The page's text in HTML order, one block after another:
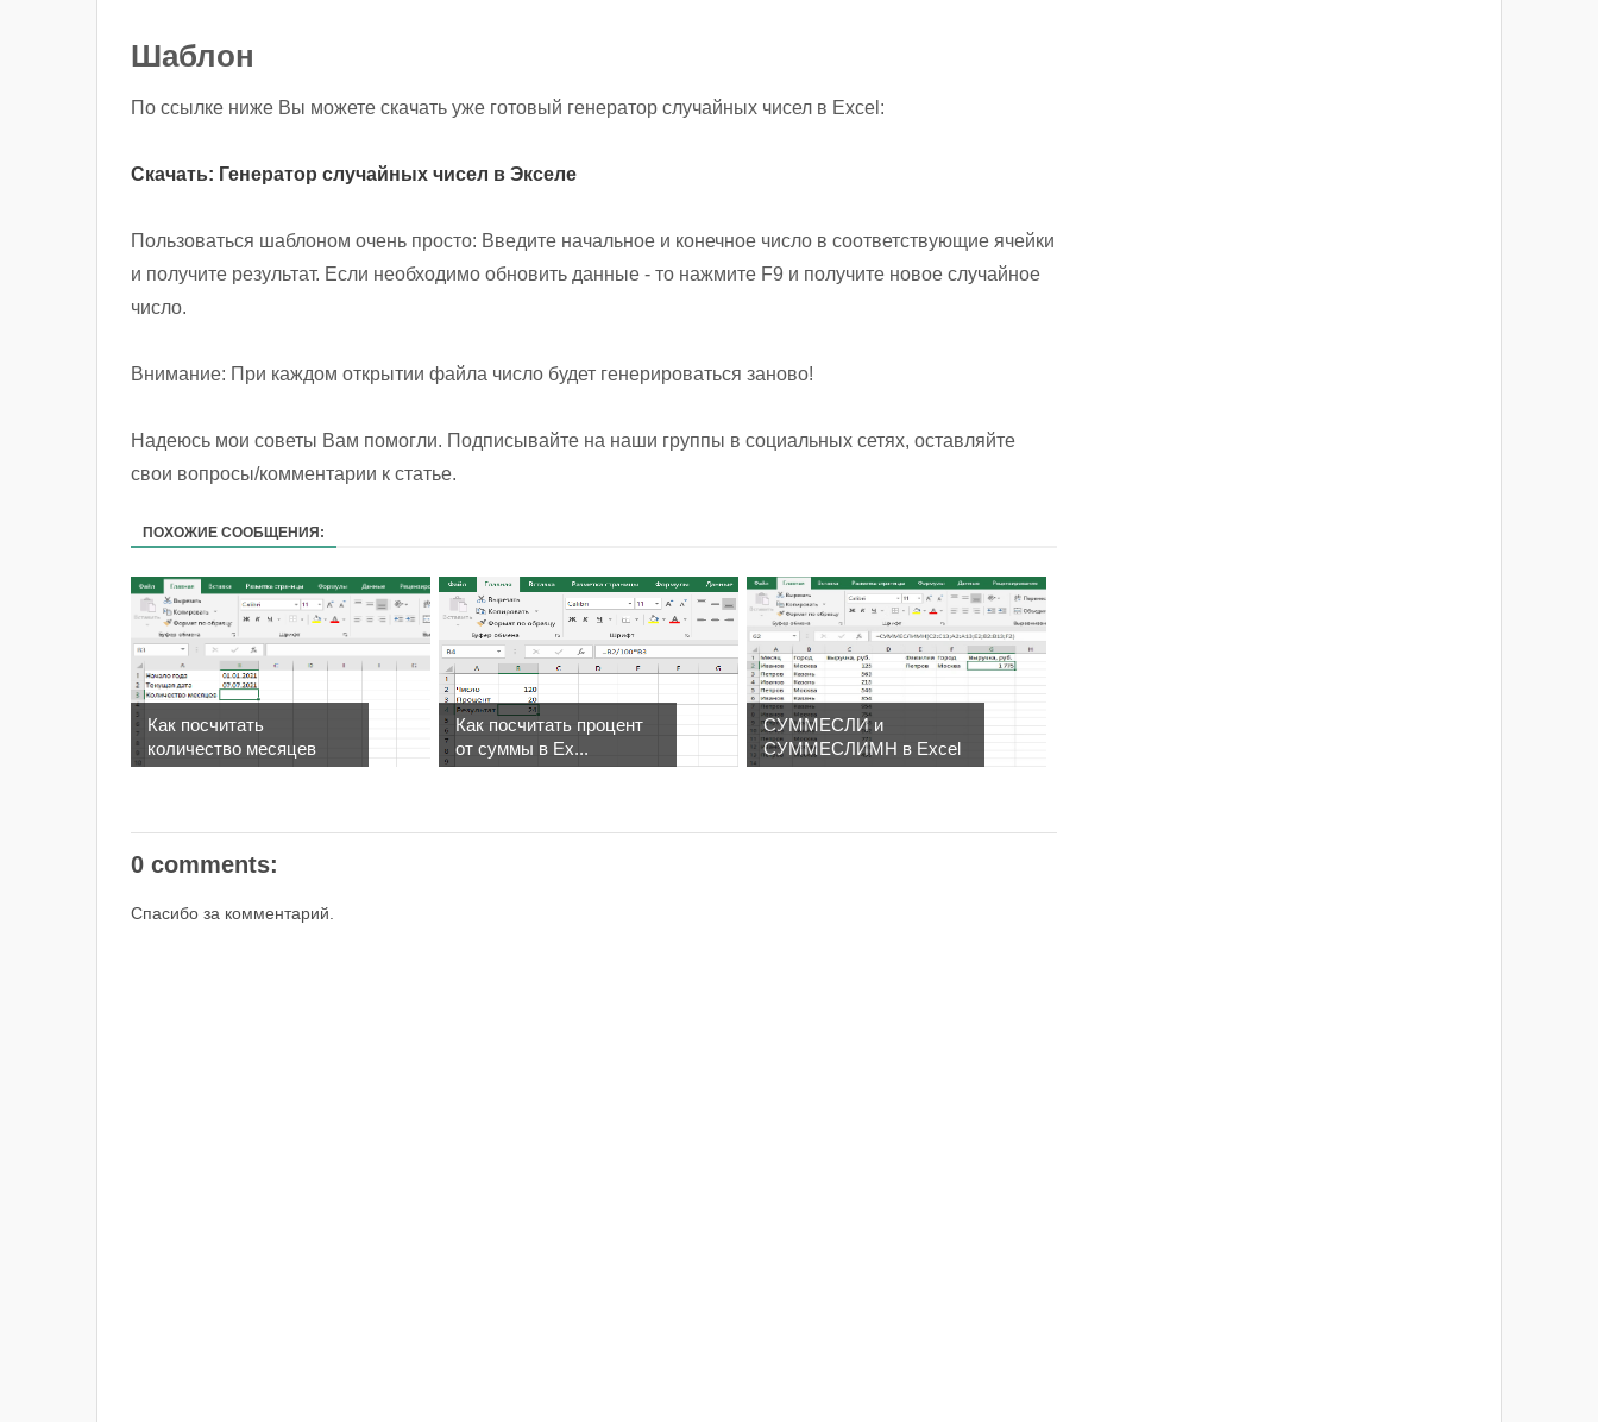
Шаблон
По ссылке ниже Вы можете скачать уже готовый генератор случайных чисел в Excel:
Скачать: Генератор случайных чисел в Экселе
Пользоваться шаблоном очень просто: Введите начальное и конечное число в соответствующие ячейки
и получите результат. Если необходимо обновить данные - то нажмите F9 и получите новое случайное
число.
Внимание: При каждом открытии файла число будет генерироваться заново!
Надеюсь мои советы Вам помогли. Подписывайте на наши группы в социальных сетях, оставляйте
свои вопросы/комментарии к статье.
ПОХОЖИЕ СООБЩЕНИЯ:
Как посчитать
количество месяцев
ме...
Как посчитать процент
от суммы в Ex...
СУММЕСЛИ и
СУММЕСЛИМН в Excel
0 comments:
Спасибо за комментарий.